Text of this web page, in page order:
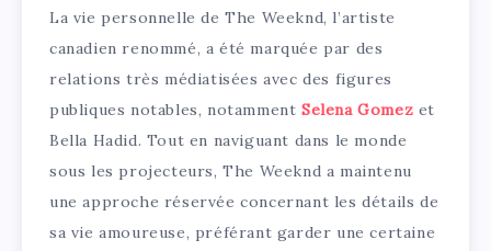
La vie personnelle de The Weeknd, l’artiste
canadien renommé, a été marquée par des
relations très médiatisées avec des figures
publiques notables, notammentSelena Gomez et
Bella Hadid. Tout en naviguant dans le monde
sous les projecteurs, The Weeknd a maintenu
une approche réservée concernant les détails de
sa vie amoureuse, préférant garder une certaine